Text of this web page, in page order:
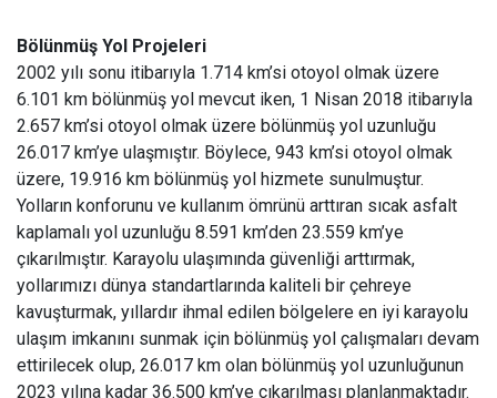
Bölünmüş Yol Projeleri
2002 yılı sonu itibarıyla 1.714 km’si otoyol olmak üzere
6.101 km bölünmüş yol mevcut iken, 1 Nisan 2018 itibarıyla
2.657 km’si otoyol olmak üzere bölünmüş yol uzunluğu
26.017 km’ye ulaşmıştır. Böylece, 943 km’si otoyol olmak
üzere, 19.916 km bölünmüş yol hizmete sunulmuştur.
Yolların konforunu ve kullanım ömrünü arttıran sıcak asfalt
kaplamalı yol uzunluğu 8.591 km’den 23.559 km’ye
çıkarılmıştır. Karayolu ulaşımında güvenliği arttırmak,
yollarımızı dünya standartlarında kaliteli bir çehreye
kavuşturmak, yıllardır ihmal edilen bölgelere en iyi karayolu
ulaşım imkanını sunmak için bölünmüş yol çalışmaları devam
ettirilecek olup, 26.017 km olan bölünmüş yol uzunluğunun
2023 yılına kadar 36.500 km’ye çıkarılması planlanmaktadır.